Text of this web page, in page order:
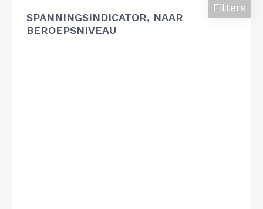
SPANNINGSINDICATOR, NAAR
BEROEPSNIVEAU
Filters